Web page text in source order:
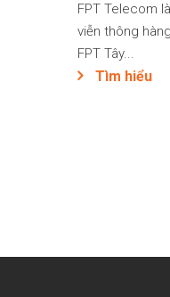
FPT Telecom
viễn thông
FPT Tây...
Tìm hiểu